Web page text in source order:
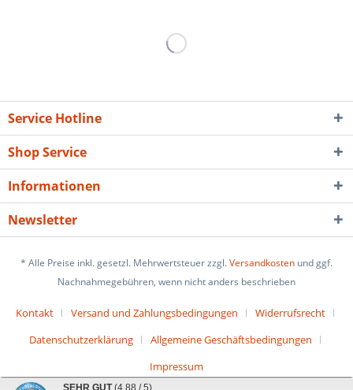
Service Hotline
Shop Service
Informationen
Newsletter
* Alle Preise inkl. gesetzl. Mehrwertsteuer zzgl.Versandkosten und ggf.
Nachnahmegebühren, wenn nicht anders beschrieben
Kontakt Versand und Zahlungsbedingungen
Widerrufsrecht
Datenschutzerklärung
Allgemeine Geschäftsbedingungen
Impressum
SEHR GUT (4.88 / 5)